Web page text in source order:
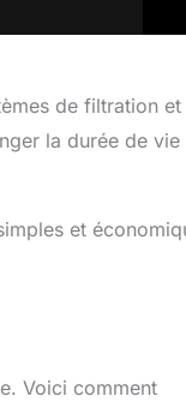
de filtration
la durée de vie
et
Voici comment